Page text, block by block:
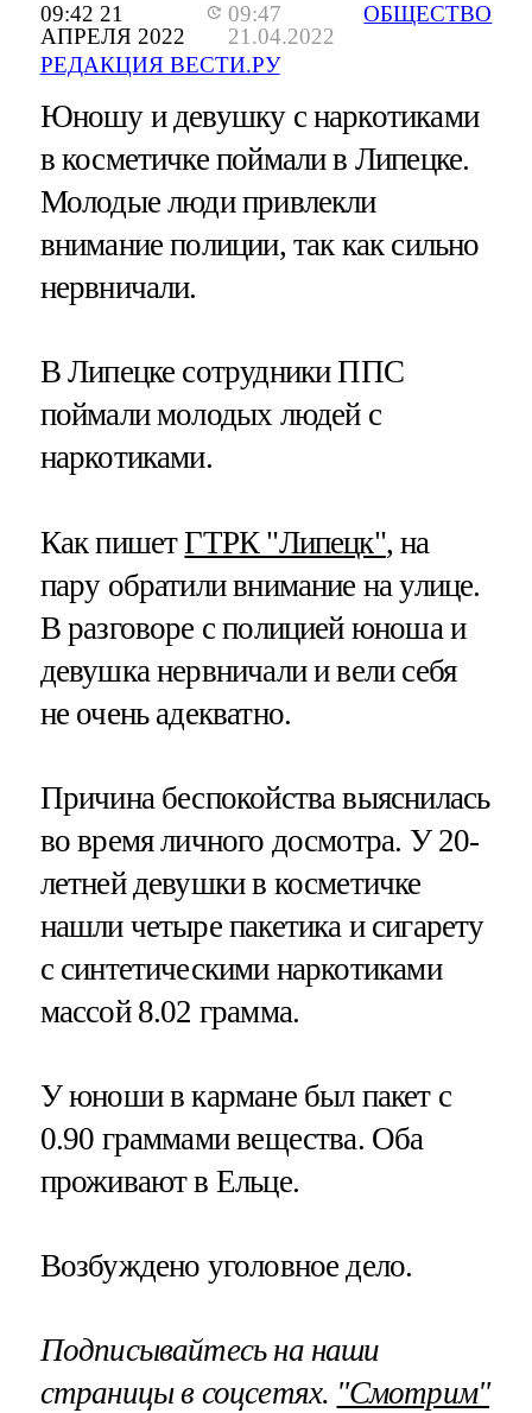
09:42 21
АПРЕЛЯ 2022
09:47
21.04.2022
РЕДАКЦИЯ ВЕСТИ.РУ
ОБЩЕСТВО
Юношу и девушку с наркотиками
в косметичке поймали в Липецке.
Молодые люди привлекли
внимание полиции, так как сильно
нервничали.
В Липецке сотрудники ППС
поймали молодых людей с
наркотиками.
Как пишетГТРК "Липецк", на
пару обратили внимание на улице.
В разговоре с полицией юноша и
девушка нервничали и вели себя
не очень адекватно.
Причина беспокойства выяснилась
во время личного досмотра. У 20-
летней девушки в косметичке
нашли четыре пакетика и сигарету
с синтетическими наркотиками
массой 8.02 грамма.
У юноши в кармане был пакет с
0.90 граммами вещества. Оба
проживают в Ельце.
Возбуждено уголовное дело.
Подписывайтесь на наши
страницы в соцсетях. "Смотрим"